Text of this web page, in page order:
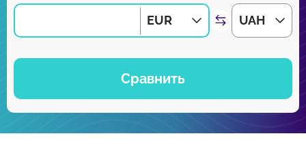
EUR UAH
Сравнить